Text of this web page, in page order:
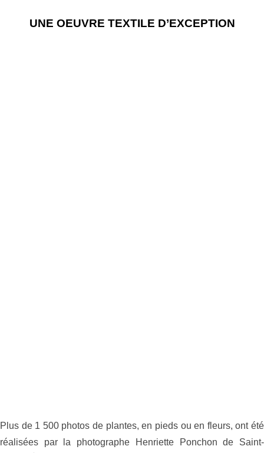
UNE OEUVRE TEXTILE D’EXCEPTION
Plus de 1 500 photos de plantes, en pieds ou en fleurs, ont été
réalisées par la photographe Henriette Ponchon de Saint-